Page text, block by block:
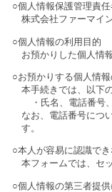
○個人情報保護管理責
株式会社ファーマ
○個人情報の利用目的
お預かりした個人情
○お預かりする個人情報
本手続きでは、以下
・氏名、電話番号
なお、電話番号につ
す。
○本人が容易に認識で
本フォームでは、セ
○個人情報の第三者提